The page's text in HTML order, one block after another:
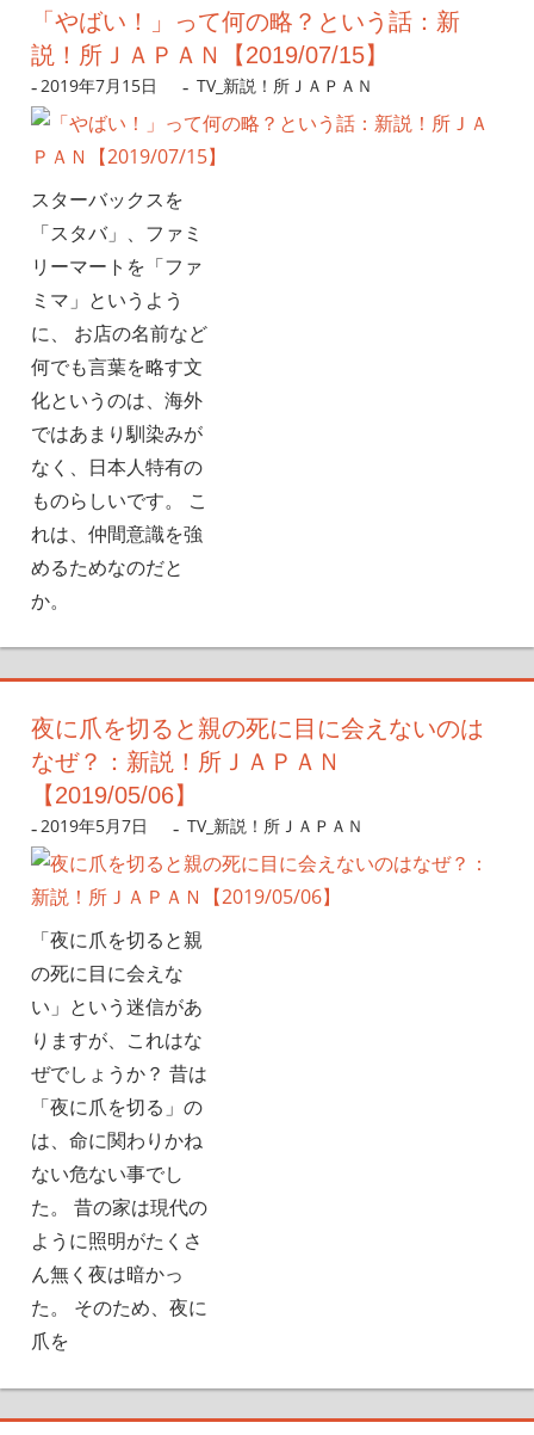
「やばい！」って何の略？という話：新
説！所ＪＡＰＡＮ【2019/07/15】
2019年7月15日 nanigoto
TV_新説！所ＪＡＰＡＮ
スターバックスを
「スタバ」、ファミ
リーマートを「ファ
ミマ」というよう
に、 お店の名前など
何でも言葉を略す文
化というのは、海外
ではあまり馴染みが
なく、日本人特有の
ものらしいです。 こ
れは、仲間意識を強
めるためなのだと
か。
夜に爪を切ると親の死に目に会えないのは
なぜ？：新説！所ＪＡＰＡＮ
【2019/05/06】
2019年5月7日 nanigoto
TV_新説！所ＪＡＰＡＮ
「夜に爪を切ると親
の死に目に会えな
い」という迷信があ
りますが、これはな
ぜでしょうか？ 昔は
「夜に爪を切る」の
は、命に関わりかね
ない危ない事でし
た。 昔の家は現代の
ように照明がたくさ
ん無く夜は暗かっ
た。 そのため、夜に
爪を